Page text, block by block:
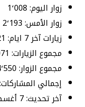
زوار اليوم:1٬008
زوار الأمس:2٬193
زيارات آخر 7 ايام:
مجموع الزيارات:
مجموع الزوار:
إجمالي المشاركات:
آخر تحديث:7 أغسطس 2026